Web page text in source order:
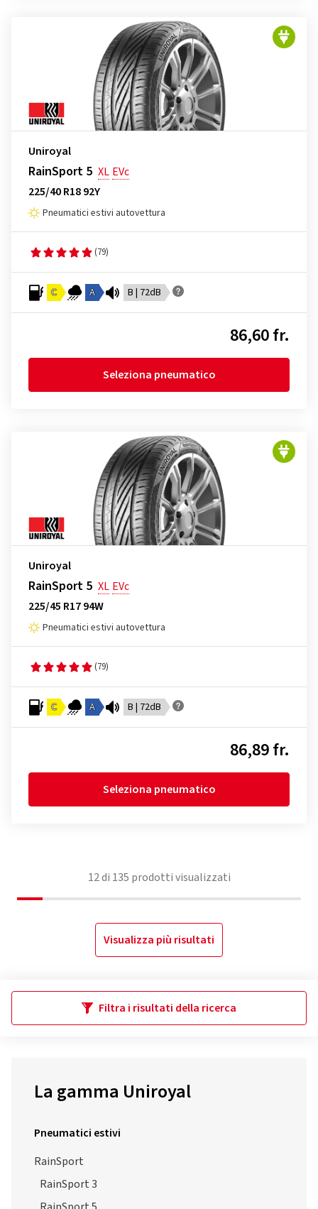
Uniroyal
RainSport 5 XL EVc
225/40 R18 92Y
Pneumatici estivi autovettura
(79)
C A B | 72dB
86,60 fr.
Seleziona pneumatico
Uniroyal
RainSport 5 XL EVc
225/45 R17 94W
Pneumatici estivi autovettura
(79)
C A B | 72dB
86,89 fr.
Seleziona pneumatico
12di 135 prodotti visualizzati
Visualizza più risultati
Filtra i risultati della ricerca
La gamma Uniroyal
Pneumatici estivi
RainSport
RainSport 3